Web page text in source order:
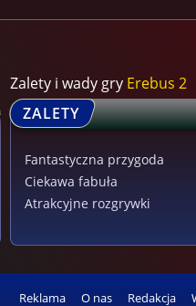
Zalety i wady gry Erebus 2
ZALETY
Fantastyczna przygoda
Ciekawa fabuła
Atrakcyjne rozgrywki
Reklama O nas Redakcja